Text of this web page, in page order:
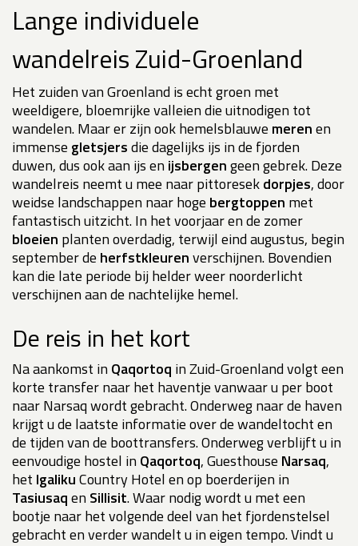
Lange individuele
wandelreis Zuid-Groenland
Het zuiden van Groenland is echt groen met
weeldigere, bloemrijke valleien die uitnodigen tot
wandelen. Maar er zijn ook hemelsblauwe merenen
immense gletsjersdie dagelijks ijs in de fjorden
duwen, dus ook aan ijs en ijsbergengeen gebrek. Deze
wandelreis neemt u mee naar pittoresekdorpjes, door
weidse landschappen naar hoge bergtoppen met
fantastisch uitzicht. In het voorjaar en de zomer
bloeien planten overdadig, terwijl eind augustus, begin
september de herfstkleurenverschijnen. Bovendien
kan die late periode bij helder weer noorderlicht
verschijnen aan de nachtelijke hemel.
De reis in het kort
Na aankomst in Qaqortoq in Zuid-Groenland volgt een
korte transfer naar het haventje vanwaar u per boot
naar Narsaq wordt gebracht. Onderweg naar de haven
krijgt u de laatste informatie over de wandeltocht en
de tijden van de boottransfers. Onderweg verblijft u in
eenvoudige hostel in Qaqortoq, Guesthouse Narsaq,
het IgalikuCountry Hotel en op boerderijen in
Tasiusaqen Sillisit. Waar nodig wordt u met een
bootje naar het volgende deel van het fjordenstelsel
gebracht en verder wandelt u in eigen tempo. Vindt u